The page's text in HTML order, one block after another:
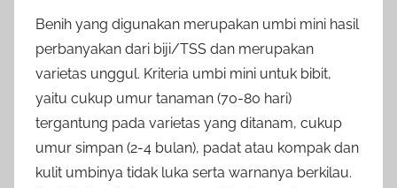
Benih yang digunakan merupakan umbi mini hasil
perbanyakan dari biji/TSS dan merupakan
varietas unggul. Kriteria umbi mini untuk bibit,
yaitu cukup umur tanaman (70-80 hari)
tergantung pada varietas yang ditanam, cukup
umur simpan (2-4 bulan), padat atau kompak dan
kulit umbinya tidak luka serta warnanya berkilau.